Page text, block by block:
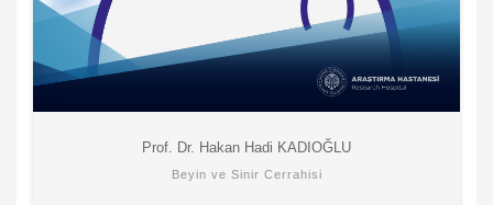
Prof. Dr. Hakan Hadi KADIOĞLU
Beyin ve Sinir Cerrahisi